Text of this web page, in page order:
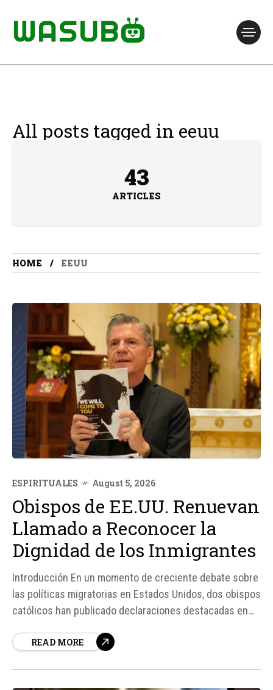
All posts tagged in eeuu
43
ARTICLES
HOME EEUU
ESPIRITUALES August 5, 2026
Obispos de EE.UU. Renuevan
Llamado a Reconocer la
Dignidad de los Inmigrantes
Introducción En un momento de creciente debate sobre
las políticas migratorias en Estados Unidos, dos obispos
católicos han publicado declaraciones destacadas en
dignidad humana de los inmigrantes. El arzobispo
READ MORE